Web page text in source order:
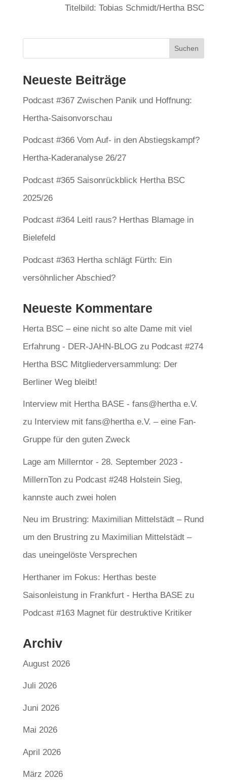
Titelbild: Tobias Schmidt/Hertha BSC
Neueste Beiträge
Podcast #367 Zwischen Panik und Hoffnung:
Hertha-Saisonvorschau
Podcast #366 Vom Auf- in den Abstiegskampf?
Hertha-Kaderanalyse 26/27
Podcast #365 Saisonrückblick Hertha BSC
2025/26
Podcast #364 Leitl raus? Herthas Blamage in
Bielefeld
Podcast #363 Hertha schlägt Fürth: Ein
versöhnlicher Abschied?
Neueste Kommentare
Herta BSC – eine nicht so alte Dame mit viel
Erfahrung - DER-JAHN-BLOG zu Podcast #274
Hertha BSC Mitgliederversammlung: Der
Berliner Weg bleibt!
Interview mit Hertha BASE - fans@hertha e.V.
zu Interview mit fans@hertha e.V. – eine Fan-
Gruppe für den guten Zweck
Lage am Millerntor - 28. September 2023 -
MillernTonzu Podcast #248 Holstein Sieg,
kannste auch zwei holen
Neu im Brustring: Maximilian Mittelstädt – Rund
um den Brustringzu Maximilian Mittelstädt –
das uneingelöste Versprechen
Herthaner im Fokus: Herthas beste
Saisonleistung in Frankfurt - Hertha BASEzu
Podcast #163 Magnet für destruktive Kritiker
Archiv
August 2026
Juli 2026
Juni 2026
Mai 2026
April 2026
März 2026